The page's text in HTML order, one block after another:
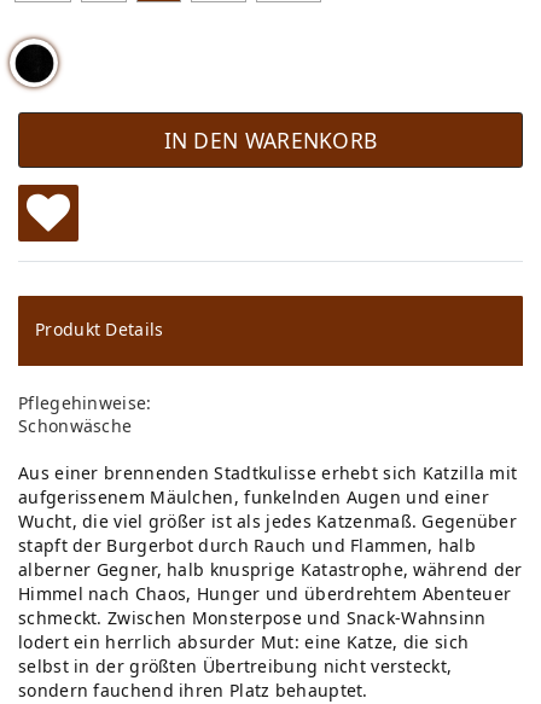
IN DEN WARENKORB
W
u
ns
ch
lis
te
Produkt Details
Pflegehinweise:
Schonwäsche
Aus einer brennenden Stadtkulisse erhebt sich Katzilla mit
aufgerissenem Mäulchen, funkelnden Augen und einer
Wucht, die viel größer ist als jedes Katzenmaß. Gegenüber
stapft der Burgerbot durch Rauch und Flammen, halb
alberner Gegner, halb knusprige Katastrophe, während der
Himmel nach Chaos, Hunger und überdrehtem Abenteuer
schmeckt. Zwischen Monsterpose und Snack-Wahnsinn
lodert ein herrlich absurder Mut: eine Katze, die sich
selbst in der größten Übertreibung nicht versteckt,
sondern fauchend ihren Platz behauptet.